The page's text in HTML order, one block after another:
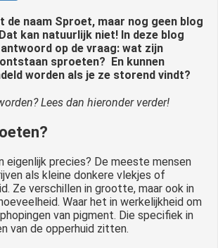
de naam Sproet, maar nog geen blog
kan natuurlijk niet! In deze blog
op de vraag: wat zijn
sproeten? En kunnen
worden als je ze storend vindt?
Lees dan hieronder verder!
eigenlijk precies? De meeste mensen
als kleine donkere vlekjes of
Ze verschillen in grootte, maar ook in
Waar het in werkelijkheid om
van pigment. Die specifiek in
van de opperhuid zitten.